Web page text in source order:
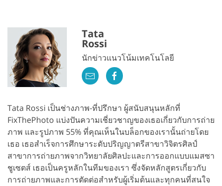
Tata
Rossi
นักข่าวแนวโน้มเทคโนโลยี
Tata Rossi เป็นช่างภาพ-ที่ปรึกษา ผู้สนับสนุนหลักที่
FixThePhoto แบ่งปันความเชี่ยวชาญของเธอเกี่ยวกับการถ่าย
ภาพ และรูปภาพ 55% ที่คุณเห็นในบล็อกของเรานั้นถ่ายโดย
เธอ เธอสำเร็จการศึกษาระดับปริญญาตรีสาขาวิจิตรศิลป์
สาขาการถ่ายภาพจากวิทยาลัยศิลปะและการออกแบบแมสซา
ชูเซตส์ เธอเป็นครูหลักในทีมของเรา ซึ่งจัดหลักสูตรเกี่ยวกับ
การถ่ายภาพและการตัดต่อสำหรับผู้เริ่มต้นและทุกคนที่สนใจ